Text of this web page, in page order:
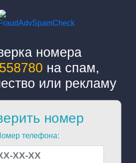
номера
на спам,
или рекламу
номер
телефона: